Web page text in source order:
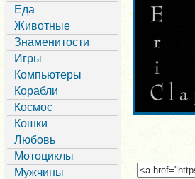
Еда
Животные
Знаменитости
Игры
Компьютеры
Корабли
Космос
Кошки
Любовь
Мотоциклы
Мужчины